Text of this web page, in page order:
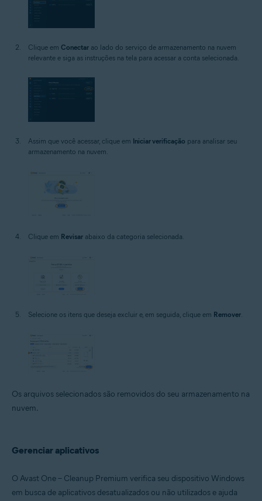
Clique em Conectar ao lado do serviço de armazenamento na nuvem
relevante e siga as instruções na tela para acessar a conta selecionada.
Assim que você acessar, clique em Iniciar verificação para analisar seu
armazenamento na nuvem.
Clique em Revisar abaixo da categoria selecionada.
Selecione os itens que deseja excluir e, em seguida, clique em Remover.
Os arquivos selecionados são removidos do seu armazenamento na
nuvem.
Gerenciar aplicativos
O Avast One – Cleanup Premium verifica seu dispositivo Windows
em busca de aplicativos desatualizados ou não utilizados e ajuda